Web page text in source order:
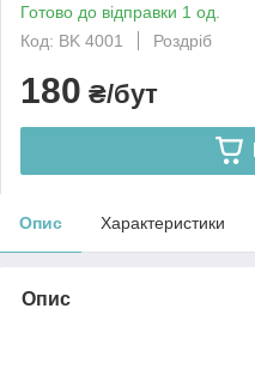
Готово до відправки 1 од.
Код: BK 4001
Роздріб
180 ₴/бут
Опис Характеристики
Опис